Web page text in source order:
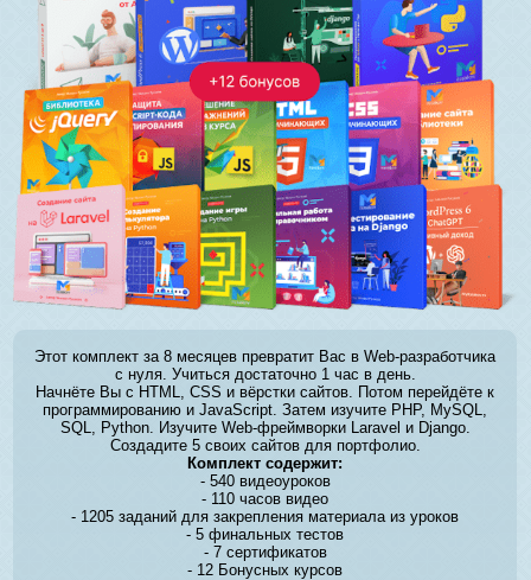
Этот комплект за 8 месяцев превратит Вас в Web-разработчика
с нуля. Учиться достаточно 1 час в день.
Начнёте Вы с HTML, CSS и вёрстки сайтов. Потом перейдёте к
программированию и JavaScript. Затем изучите PHP, MySQL,
SQL, Python. Изучите Web-фреймворки Laravel и Django.
Создадите 5 своих сайтов для портфолио.
Комплект содержит:
- 540 видеоуроков
- 110 часов видео
- 1205 заданий для закрепления материала из уроков
- 5 финальных тестов
- 7 сертификатов
- 12 Бонусных курсов